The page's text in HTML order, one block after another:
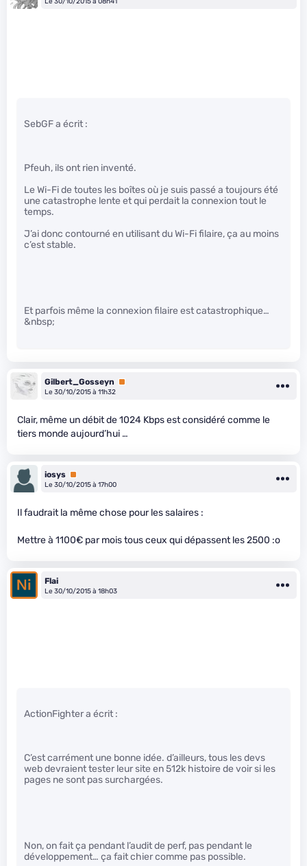
SebGF a écrit :
Pfeuh, ils ont rien inventé.
Le Wi-Fi de toutes les boîtes où je suis passé a toujours été
une catastrophe lente et qui perdait la connexion tout le
temps.
J’ai donc contourné en utilisant du Wi-Fi filaire, ça au moins
c’est stable.
Et parfois même la connexion filaire est catastrophique…
&nbsp;
Gilbert_Gosseyn
Premium
Le 30/10/2015 à 11h32
Clair, même un débit de 1024 Kbps est considéré comme le
tiers monde aujourd’hui …
iosys Premium
Le 30/10/2015 à 17h00
Il faudrait la même chose pour les salaires :
Mettre à 1100€ par mois tous ceux qui dépassent les 2500 :o
Flai
Le 30/10/2015 à 18h03
ActionFighter a écrit :
C’est carrément une bonne idée. d’ailleurs, tous les devs
web devraient tester leur site en 512k histoire de voir si les
pages ne sont pas surchargées.
Non, on fait ça pendant l’audit de perf, pas pendant le
développement… ça fait chier comme pas possible.